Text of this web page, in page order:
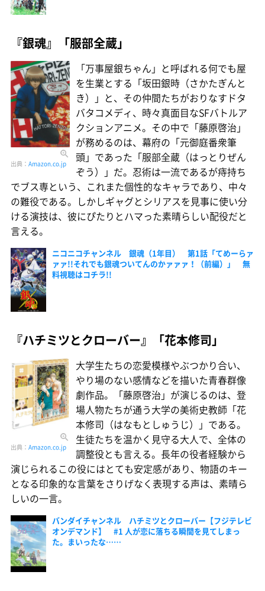
『銀魂』「服部全蔵」
出典： Amazon.co.jp
「万事屋銀ちゃん」と呼ばれる何でも屋
を生業とする「坂田銀時（さかたぎんと
き）」と、その仲間たちがおりなすドタ
バタコメディ、時々真面目なSFバトルア
クションアニメ。その中で「藤原啓治」
が務めるのは、幕府の「元御庭番衆筆
頭」であった「服部全蔵（はっとりぜん
ぞう）」だ。忍術は一流であるが痔持ち
でブス専という、これまた個性的なキャラであり、中々
の難役である。しかしギャグとシリアスを見事に使い分
ける演技は、彼にぴたりとハマった素晴らしい配役だと
言える。
ニコニコチャンネル 銀魂（1年目） 第1話「てめーらァ
ァァ!!それでも銀魂ついてんのかァァァ！（前編）」 無
料視聴はコチラ!!
『ハチミツとクローバー』「花本修司」
出典： Amazon.co.jp
大学生たちの恋愛模様やぶつかり合い、
やり場のない感情などを描いた青春群像
劇作品。「藤原啓治」が演じるのは、登
場人物たちが通う大学の美術史教師「花
本修司（はなもとしゅうじ）」である。
生徒たちを温かく見守る大人で、全体の
調整役とも言える。長年の役者経験から
演じられるこの役にはとても安定感があり、物語のキー
となる印象的な言葉をさりげなく表現する声は、素晴ら
しいの一言。
バンダイチャンネル ハチミツとクローバー【フジテレビ
オンデマンド】 #1 人が恋に落ちる瞬間を見てしまっ
た。まいったな……